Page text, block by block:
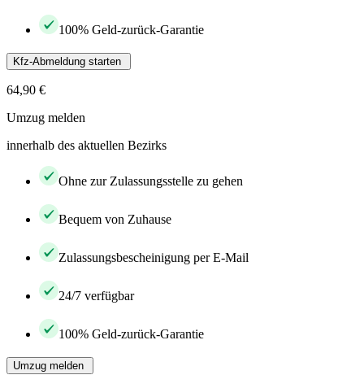
100% Geld-zurück-Garantie
Kfz-Abmeldung starten
64,90 €
Umzug melden
innerhalb des aktuellen Bezirks
Ohne zur Zulassungsstelle zu gehen
Bequem von Zuhause
Zulassungsbescheinigung per E-Mail
24/7 verfügbar
100% Geld-zurück-Garantie
Umzug melden